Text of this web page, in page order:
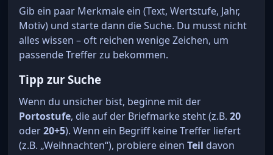
Gib ein paar Merkmale ein (Text, Wertstufe, Jahr,
Motiv) und starte dann die Suche. Du musst nicht
alles wissen – oft reichen wenige Zeichen, um
passende Treffer zu bekommen.
Tipp zur Suche
Wenn du unsicher bist, beginne mit der
Portostufe, die auf der Briefmarke steht (z.B. 20
oder20+5). Wenn ein Begriff keine Treffer liefert
(z.B. „Weihnachten“), probiere einen Teil davon